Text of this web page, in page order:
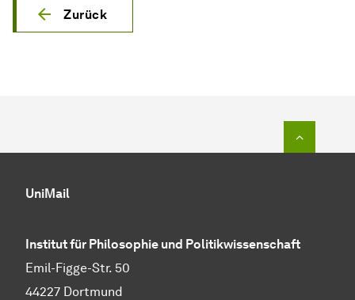
Zurück
UniMail
Institut für Philosophie und Politikwissenschaft
Emil-Figge-Str. 50
44227 Dortmund